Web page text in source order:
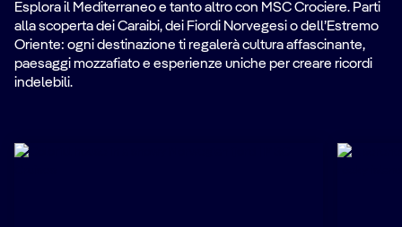
Esplora il Mediterraneo e tanto altro con MSC Crociere. Parti
alla scoperta dei Caraibi, dei Fiordi Norvegesi o dell’Estremo
Oriente: ogni destinazione ti regalerà cultura affascinante,
paesaggi mozzafiato e esperienze uniche per creare ricordi
indelebili.